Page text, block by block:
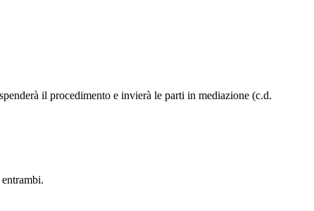
il procedimento e invierà le parti in mediazione (c.d.